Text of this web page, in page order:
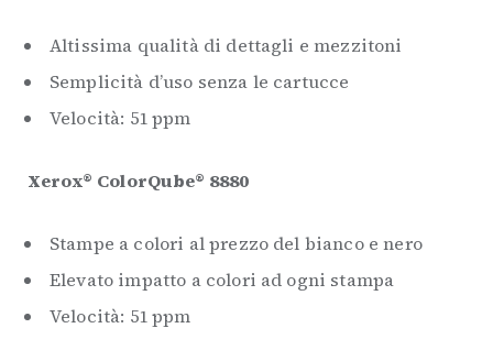
Altissima qualità di dettagli e mezzitoni
Semplicità d’uso senza le cartucce
Velocità: 51 ppm
Xerox® ColorQube® 8880
Stampe a colori al prezzo del bianco e nero
Elevato impatto a colori ad ogni stampa
Velocità: 51 ppm